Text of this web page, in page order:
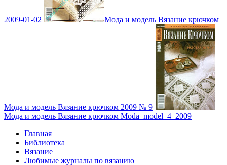
2009-01-02 Мода и модель Вязание крючком
Мода и модель Вязание крючком 2009 № 9
Мода и модель Вязание крючком Moda_model_4_2009
Главная
Библиотека
Вязание
Любимые журналы по вязанию